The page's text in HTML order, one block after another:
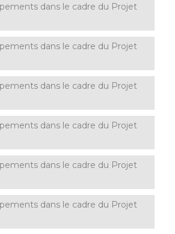
dans le cadre du Projet
dans le cadre du Projet
dans le cadre du Projet
dans le cadre du Projet
dans le cadre du Projet
dans le cadre du Projet